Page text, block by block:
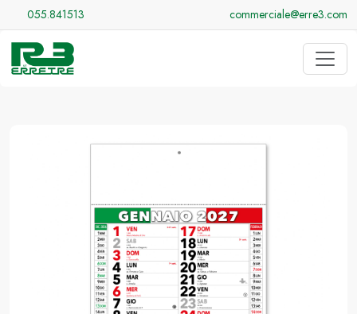
055.841513 commerciale@erre3.com